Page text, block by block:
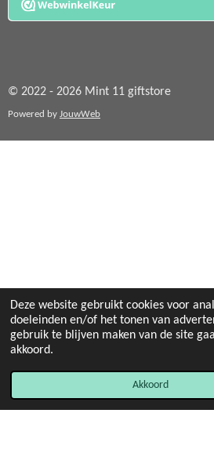
Deze website gebruikt cookies voor
doeleinden en/of het tonen van
gebruik te blijven maken van de site
akkoord.
Akkoord
© 2022 - 2026 Mint 11 giftstore
Powered by JouwWeb